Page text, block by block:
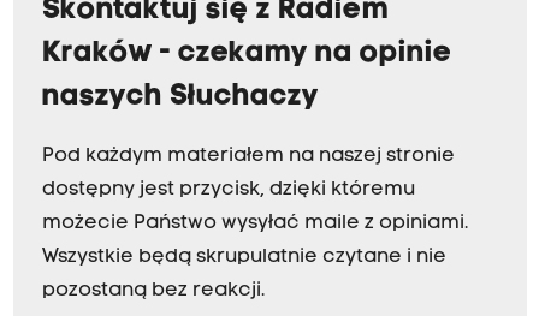
Skontaktuj się z Radiem
Kraków - czekamy na opinie
naszych Słuchaczy
Pod każdym materiałem na naszej stronie
dostępny jest przycisk, dzięki któremu
możecie Państwo wysyłać maile z opiniami.
Wszystkie będą skrupulatnie czytane i nie
pozostaną bez reakcji.